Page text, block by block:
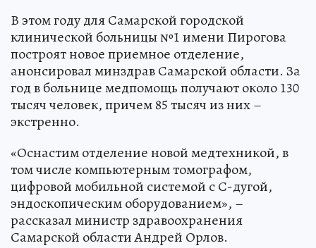
В этом году для Самарской городской
клинической больницы №1 имени Пирогова
построят новое приемное отделение,
анонсировал минздрав Самарской области. За
год в больнице медпомощь получают около 130
тысяч человек, причем 85 тысяч из них –
экстренно.
«Оснастим отделение новой медтехникой, в
том числе компьютерным томографом,
цифровой мобильной системой с С-дугой,
эндоскопическим оборудованием», –
рассказал министр здравоохранения
Самарской области Андрей Орлов.